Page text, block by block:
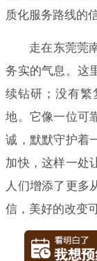
质化服务路线的
走在东莞莞
务实的气息。这
续钻研；没有繁
地。它像一位可
诚，默默守护着
加快，这样一处
人们增添了更多
信，美好的改变